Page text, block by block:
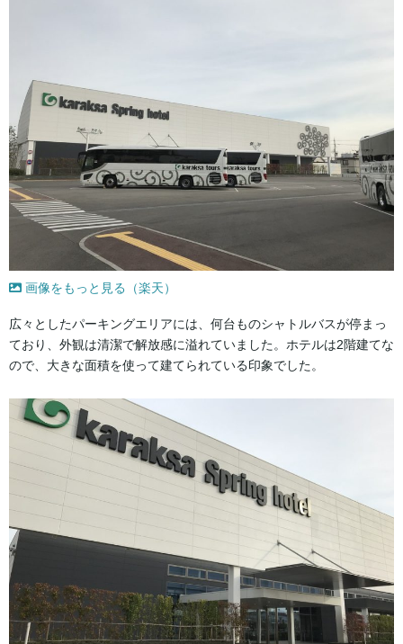
画像をもっと見る（楽天）
広々としたパーキングエリアには、何台ものシャトルバスが停まっ
ており、外観は清潔で解放感に溢れていました。ホテルは2階建てな
ので、大きな面積を使って建てられている印象でした。